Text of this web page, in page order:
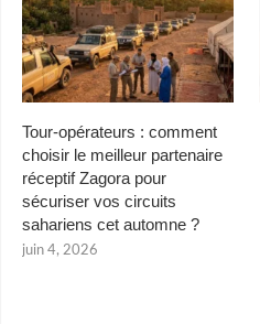
Tour-opérateurs : comment
choisir le meilleur partenaire
réceptif Zagora pour
sécuriser vos circuits
sahariens cet automne ?
juin 4, 2026